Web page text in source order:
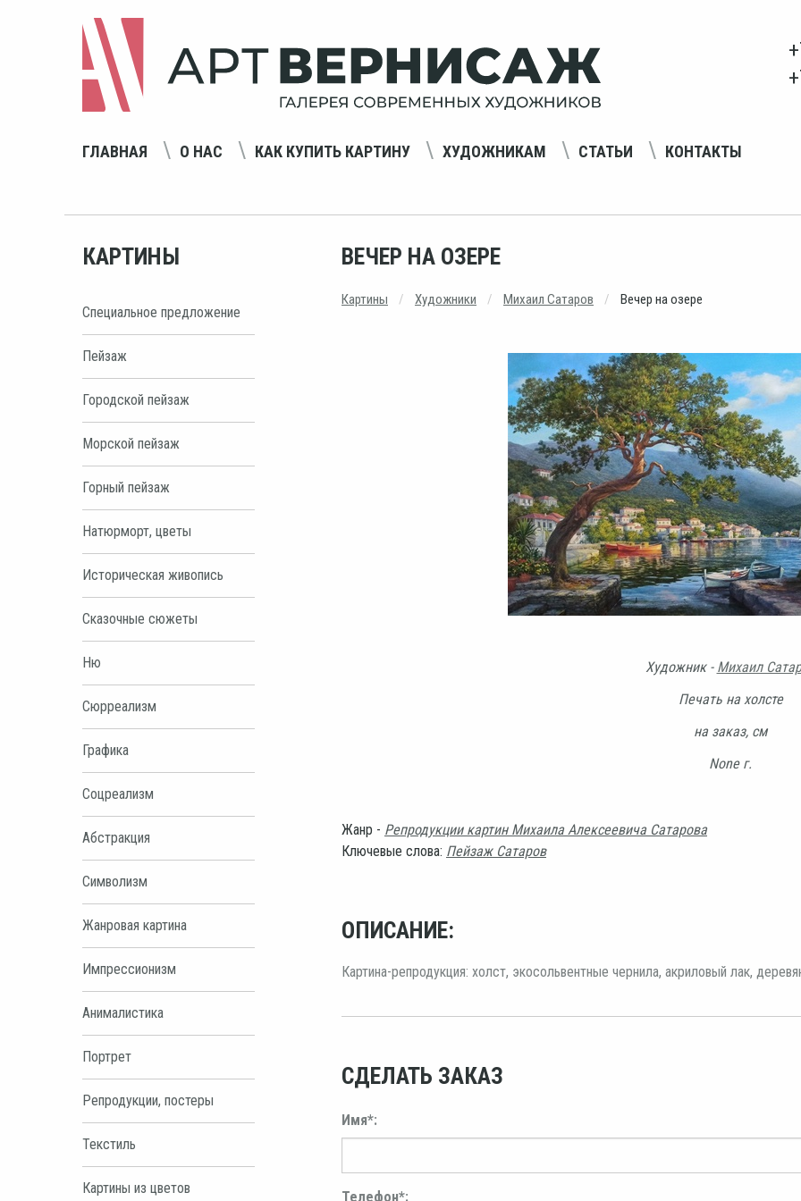
ГЛАВНАЯ О НАС КАК КУПИТЬ КАРТИНУ ХУДОЖНИКАМ СТАТЬИ КОНТАКТЫ
КАРТИНЫ
Специальное предложение
Пейзаж
Городской пейзаж
Морской пейзаж
Горный пейзаж
Натюрморт, цветы
Историческая живопись
Сказочные сюжеты
Ню
Сюрреализм
Графика
Соцреализм
Абстракция
Символизм
Жанровая картина
Импрессионизм
Анималистика
Портрет
Репродукции, постеры
Текстиль
Картины из цветов
ВЕЧЕР НА ОЗЕРЕ
Картины Художники Михаил Сатаров Вечер на озере
Художник - Михаил
Печать на холсте
на заказ, см
None г.
Жанр - Репродукции картин Михаила Алексеевича Сатарова
Ключевые слова: Пейзаж Сатаров
ОПИСАНИЕ:
Картина-репродукция: холст, экосольвентные чернила, акриловый лак,
СДЕЛАТЬ ЗАКАЗ
Имя*:
Телефон*: